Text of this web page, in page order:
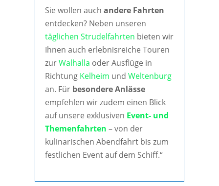
Sie wollen auch andere Fahrten
entdecken? Neben unseren
täglichen Strudelfahrten bieten wir
Ihnen auch erlebnisreiche Touren
zurWalhalla oder Ausflüge in
Richtung Kelheim und Weltenburg
an. Für besondere Anlässe
empfehlen wir zudem einen Blick
auf unsere exklusiven Event- und
Themenfahrten – von der
kulinarischen Abendfahrt bis zum
festlichen Event auf dem Schiff.“